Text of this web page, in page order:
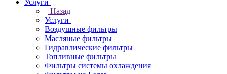
Услуги
Назад
Услуги
Воздушные фильтры
Масляные фильтры
Гидравлические фильтры
Топливные фильтры
Фильтры системы охлаждения